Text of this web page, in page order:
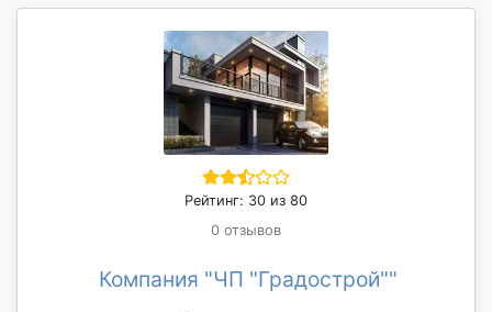
Рейтинг: 30 из 80
0 отзывов
Компания "ЧП "Градострой""